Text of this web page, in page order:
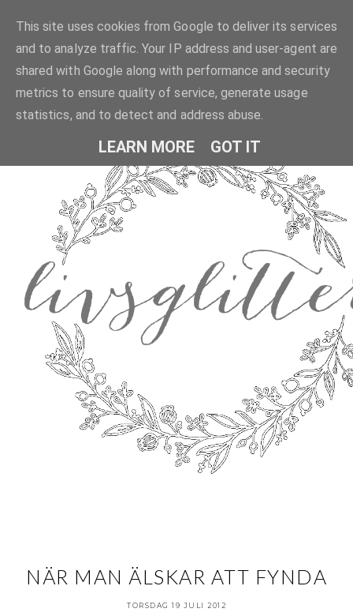
NÄR MAN ÄLSKAR ATT FYNDA
TORSDAG 19 JULI 2012
This site uses cookies from Google to deliver its services
and to analyze traffic. Your IP address and user-agent are
shared with Google along with performance and security
metrics to ensure quality of service, generate usage
statistics, and to detect and address abuse.
LEARN MORE GOT IT